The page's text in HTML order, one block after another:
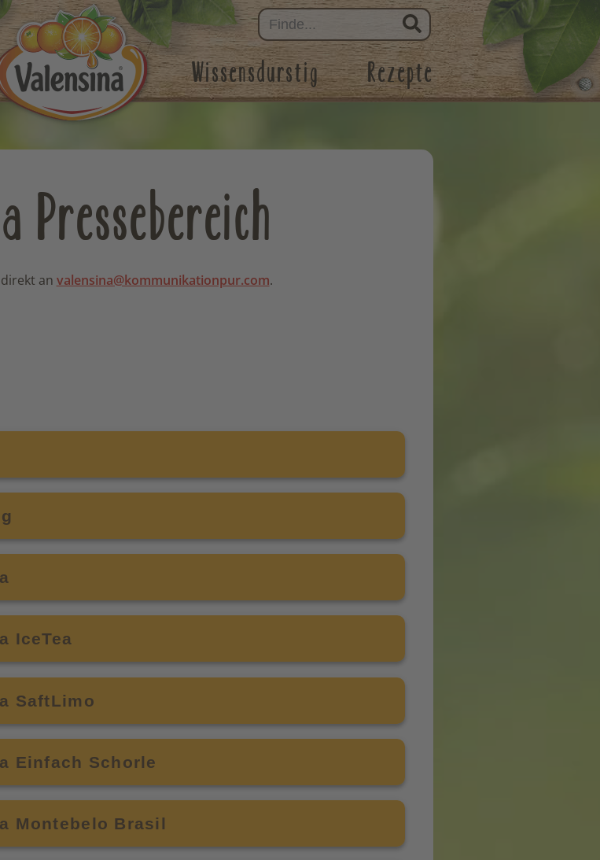
Wissensdurstig Rezepte
Pressebereich
an valensina@kommunikationpur.com.
IceTea
SaftLimo
Einfach Schorle
Montebelo Brasil